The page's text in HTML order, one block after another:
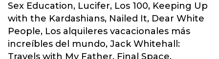
Sex Education, Lucifer, Los 100, Keeping Up
with the Kardashians, Nailed It, Dear White
People, Los alquileres vacacionales más
increíbles del mundo, Jack Whitehall:
Travels with My Father, Final Space,